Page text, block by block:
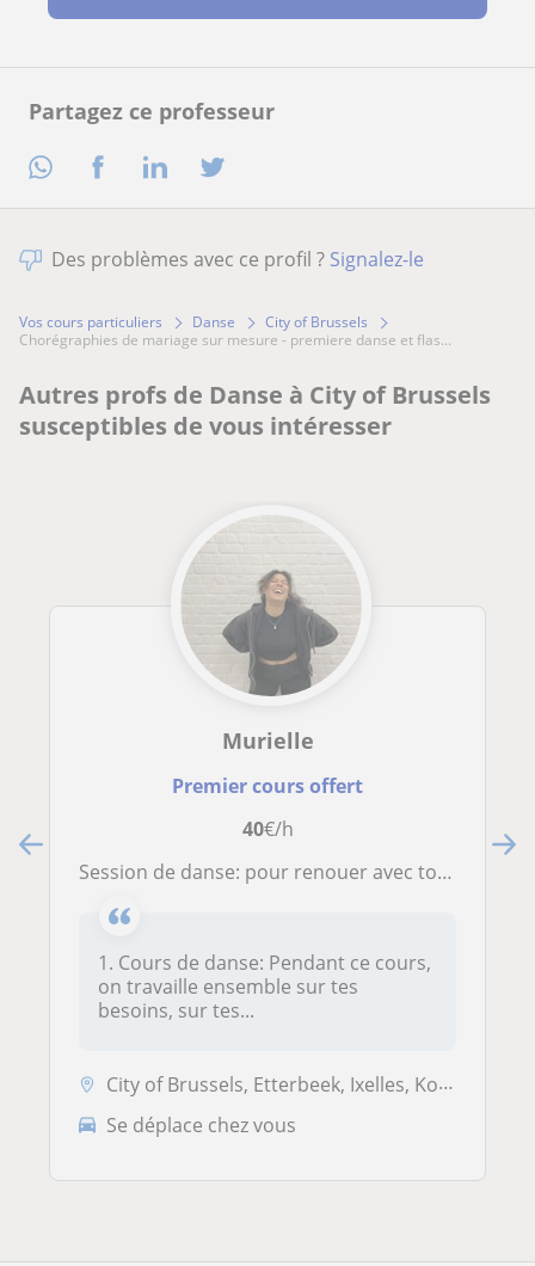
Partagez ce professeur
Des problèmes avec ce profil ? Signalez-le
Vos cours particuliers Danse
City of Brussels
chorégraphies de mariage sur mesure - premiere danse et flas...
Autres profs de Danse à City of Brussels
susceptibles de vous intéresser
Murielle
Premier cours offert
40€/h
Session de danse: pour renouer avec ton corps, ton monde intérieur, avec toi même
1. Cours de danse: Pendant ce cours,
on travaille ensemble sur tes
besoins, sur tes...
City of Brussels, Etterbeek, Ixelles, Koekelberg, Saint-Josse-ten-Nood...
Se déplace chez vous